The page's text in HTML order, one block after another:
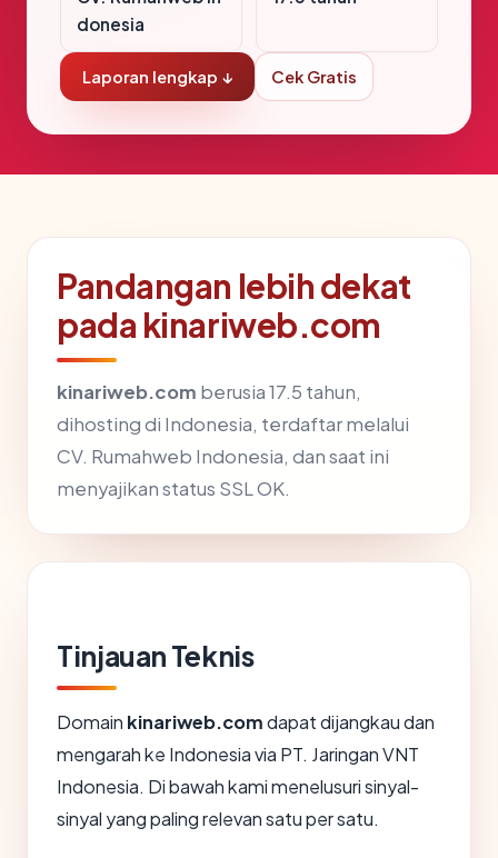
donesia
Laporan lengkap ↓ Cek Gratis
Pandangan lebih dekat
pada kinariweb.com
kinariweb.com berusia 17.5 tahun,
dihosting di Indonesia, terdaftar melalui
CV. Rumahweb Indonesia, dan saat ini
menyajikan status SSL OK.
Tinjauan Teknis
Domain kinariweb.comdapat dijangkau dan
mengarah ke Indonesia via PT. Jaringan VNT
Indonesia. Di bawah kami menelusuri sinyal-
sinyal yang paling relevan satu per satu.